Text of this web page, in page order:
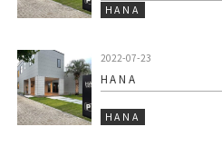
HANA
2022-07-23
HANA
HANA